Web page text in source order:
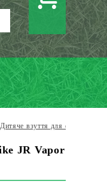
Дитяче взуття для футболу
JR Vapor